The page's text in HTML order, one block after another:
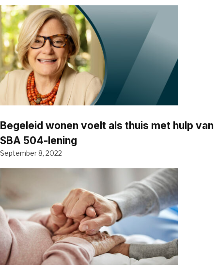
Begeleid wonen voelt als thuis met hulp van
SBA 504-lening
September 8, 2022